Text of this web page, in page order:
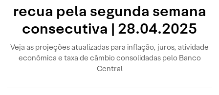
recua pela segunda semana
consecutiva | 28.04.2025
Veja as projeções atualizadas para inflação, juros, atividade
econômica e taxa de câmbio consolidadas pelo Banco
Central